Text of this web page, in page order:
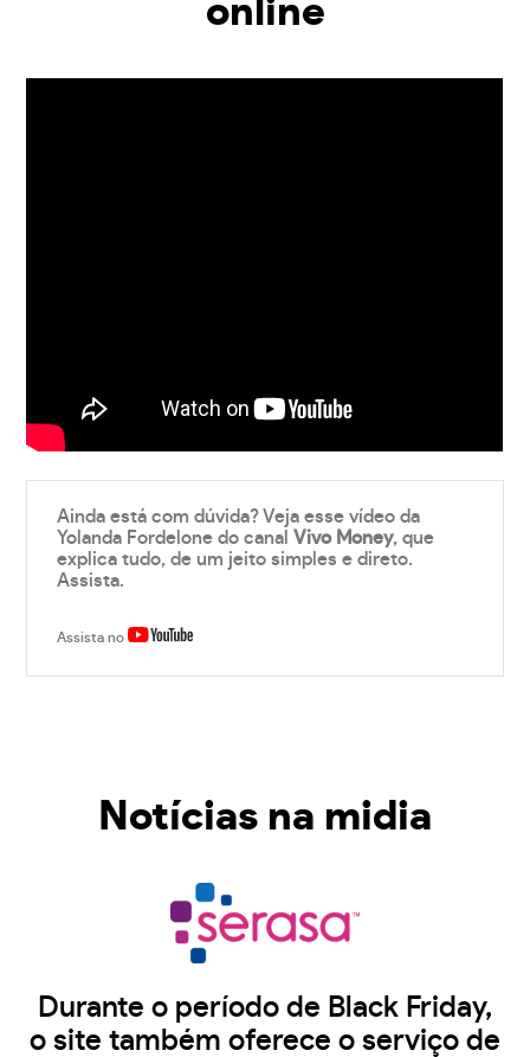
online
Ainda está com dúvida? Veja esse vídeo da
Yolanda Fordelone do canalVivo Money, que
explica tudo, de um jeito simples e direto.
Assista.
Assista no
Notícias na midia
Durante o período de Black Friday,
o site também oferece o serviço de